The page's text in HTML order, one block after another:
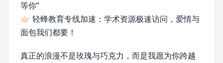
等你”
👉🏻 轻蜂教育专线加速：学术资源极速访问，爱情与
面包我们都要！
真正的浪漫不是玫瑰与巧克力，而是我愿为你跨越